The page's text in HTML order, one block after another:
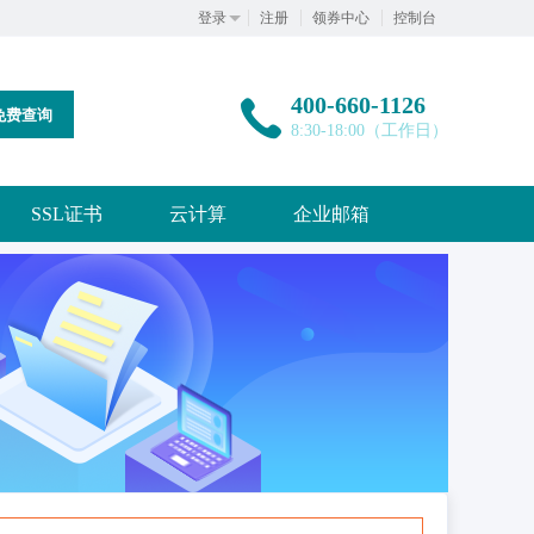
登录 注册 领券中心 控制台
费查询 400-660-1126
8:30-18:00（工作日）
SSL证书 云计算 企业邮箱